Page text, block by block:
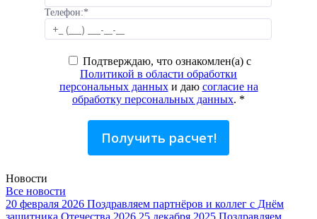
Телефон:*
Подтверждаю, что ознакомлен(а) с
Политикой в области обработки
персональных данныхи даю согласие на
обработку персональных данных. *
Получить расчет!
Новости
Все новости
20 февраля 2026 Поздравляем партнёров и коллег с Днём